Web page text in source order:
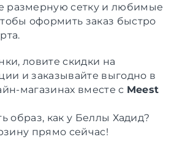
размерную сетку и любимые
оформить заказ быстро
ловите скидки на
и заказывайте выгодно в
магазинах вместе с Meest
образ, как у Беллы Хадид?
прямо сейчас!